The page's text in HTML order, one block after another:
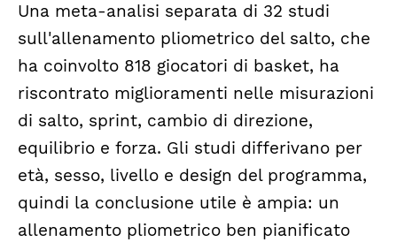
Una meta-analisi separata di 32 studi
sull'allenamento pliometrico del salto, che
ha coinvolto 818 giocatori di basket, ha
riscontrato miglioramenti nelle misurazioni
di salto, sprint, cambio di direzione,
equilibrio e forza. Gli studi differivano per
età, sesso, livello e design del programma,
quindi la conclusione utile è ampia: un
allenamento pliometrico ben pianificato